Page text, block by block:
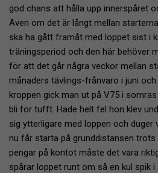
god chans att hålla upp innerspåret
Även om det är långt mellan
ska ha gått framåt med loppet sist i
träningsperiod och den här behöver
för att det går några veckor mellan
månaders tävlings-frånvaro i juni
kroppen gick man ut på V75 i
bli för tufft. Hade helt fel hon klev
sig ytterligare med loppen och duger
nu får starta på grunddistansen
pengar på kontot måste det vara
spårar loppet runt om så en kul spik